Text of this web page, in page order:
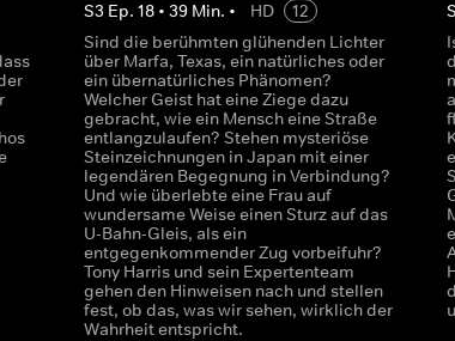
S3 Ep. 18• 39Min. • HD
12
Sind die berühmten glühenden Lichter
über Marfa, Texas, ein natürliches oder
ein übernatürliches Phänomen?
Welcher Geist hat eine Ziege dazu
gebracht, wie ein Mensch eine Straße
entlangzulaufen? Stehen mysteriöse
Steinzeichnungen in Japan mit einer
legendären Begegnung in Verbindung?
Und wie überlebte eine Frau auf
wundersame Weise einen Sturz auf das
U-Bahn-Gleis, als ein
entgegenkommender Zug vorbeifuhr?
Tony Harris und sein Expertenteam
gehen den Hinweisen nach und stellen
fest, ob das, was wir sehen, wirklich der
Wahrheit entspricht.
S